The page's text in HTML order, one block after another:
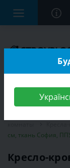
см, ткань София,
Кресло-